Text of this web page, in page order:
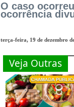
O caso
ocorrência
terça-feira, 19 de dezembro
Veja Outras